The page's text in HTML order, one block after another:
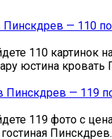
Пинскдрев — 110
110 картинок
юстина кровать
Пинскдрев — 119
119 фото с